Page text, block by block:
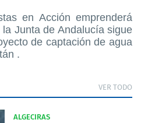
en Acción emprenderá
Junta de Andalucía sigue
de captación de agua
.
VER TODO
ALGECIRAS